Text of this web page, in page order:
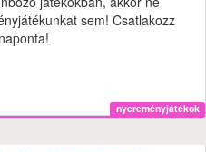
sem! Csatlakozz
nyereményjátékok